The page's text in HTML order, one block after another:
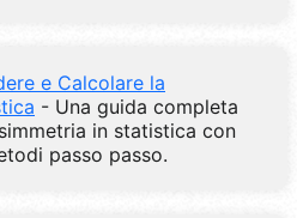
e Calcolare la
- Una guida completa
in statistica con
passo passo.